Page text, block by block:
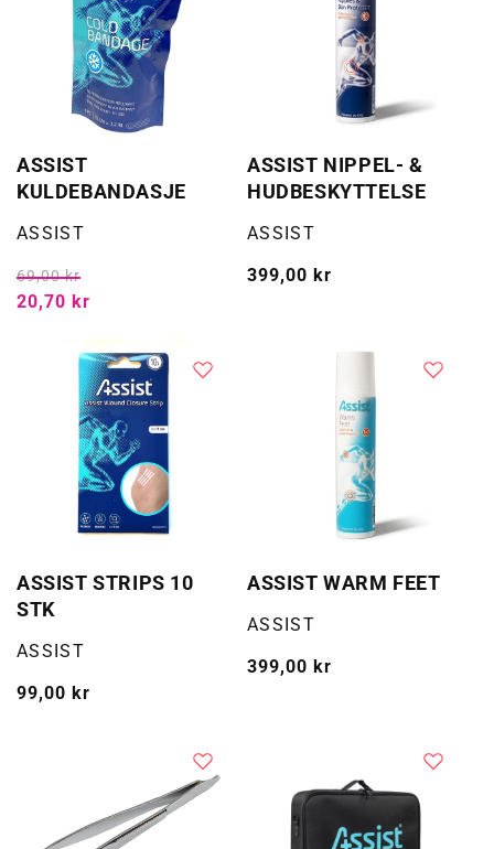
ASSIST
KULDEBANDASJE
Selger:
ASSIST
69,00 kr
20,70 kr
ASSIST NIPPEL- &
HUDBESKYTTELSE
Selger:
ASSIST
Vanlig
399,00 kr
ASSIST STRIPS 10
STK
Selger:
ASSIST
Vanlig
99,00 kr
ASSIST WARM FEET
Selger:
ASSIST
Vanlig
399,00 kr